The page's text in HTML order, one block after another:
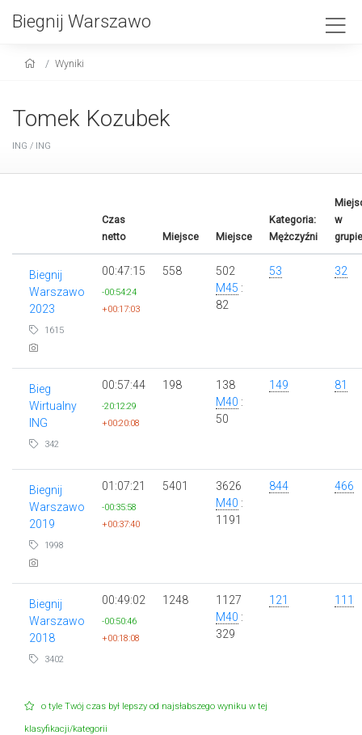
Biegnij Warszawo
Wyniki
Tomek Kozubek
ING / ING
Czas
netto
Miejsce Miejsce
Kategoria:
Mężczyźni
w
grupie
Biegnij
Warszawo
2023
1615
00:47:15
-00:54:24
+00:17:03
558
502
M45 :
82
53 32
Bieg
Wirtualny
ING
342
00:57:44
-20:12:29
+00:20:08
198
138
M40 :
50
149 81
Biegnij
Warszawo
2019
1998
01:07:21
-00:35:58
+00:37:40
5401
3626
M40 :
1191
844 466
Biegnij
Warszawo
2018
3402
00:49:02
-00:50:46
+00:18:08
1248
1127
M40 :
329
121 111
o tyle Twój czas był lepszy od najsłabszego wyniku w tej
klasyfikacji/kategorii